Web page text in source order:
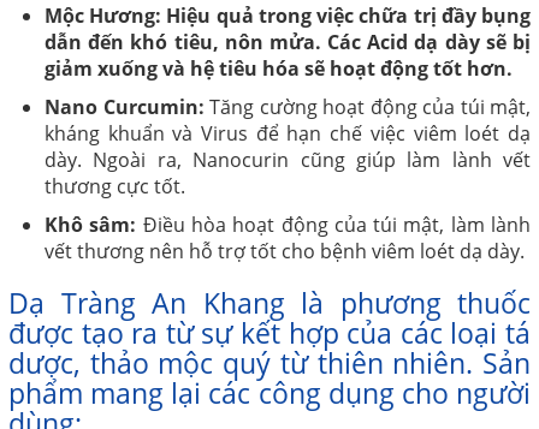
Mộc Hương: Hiệu quả trong việc chữa trị đầy bụng
dẫn đến khó tiêu, nôn mửa. Các Acid dạ dày sẽ bị
giảm xuống và hệ tiêu hóa sẽ hoạt động tốt hơn.
Nano Curcumin: Tăng cường hoạt động của túi mật,
kháng khuẩn và Virus để hạn chế việc viêm loét dạ
dày. Ngoài ra, Nanocurin cũng giúp làm lành vết
thương cực tốt.
Khô sâm: Điều hòa hoạt động của túi mật, làm lành
vết thương nên hỗ trợ tốt cho bệnh viêm loét dạ dày.
Dạ Tràng An Khang là phương thuốc
được tạo ra từ sự kết hợp của các loại tá
dược, thảo mộc quý từ thiên nhiên. Sản
phẩm mang lại các công dụng cho người